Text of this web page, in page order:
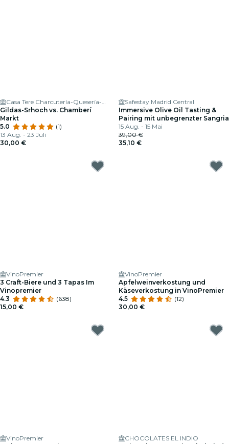
Casa Tere Charcutería-Quesería-Gourmet
Gildas-Srhoch vs. Chamberí
Markt
5.0
(1)
13 Aug. - 23 Juli
30,00 €
Safestay Madrid Central
Immersive Olive Oil Tasting &
Pairing mit unbegrenzter Sangria
15 Aug. - 15 Mai
39,00 €
35,10 €
VinoPremier
3 Craft-Biere und 3 Tapas Im
Vinopremier
4.3
(638)
15,00 €
VinoPremier
Apfelweinverkostung und
Käseverkostung in VinoPremier
4.5
(12)
30,00 €
VinoPremier
CHOCOLATES EL INDIO